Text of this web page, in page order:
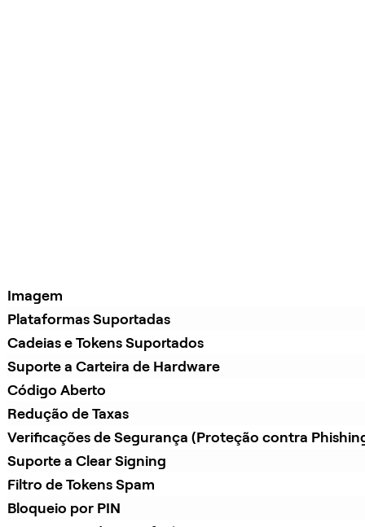
Imagem
Plataformas Suportadas
Cadeias e Tokens Suportados
Suporte a Carteira de Hardware
Código Aberto
Redução de Taxas
Verificações de Segurança (Proteção contra
Suporte a Clear Signing
Filtro de Tokens Spam
Bloqueio por PIN